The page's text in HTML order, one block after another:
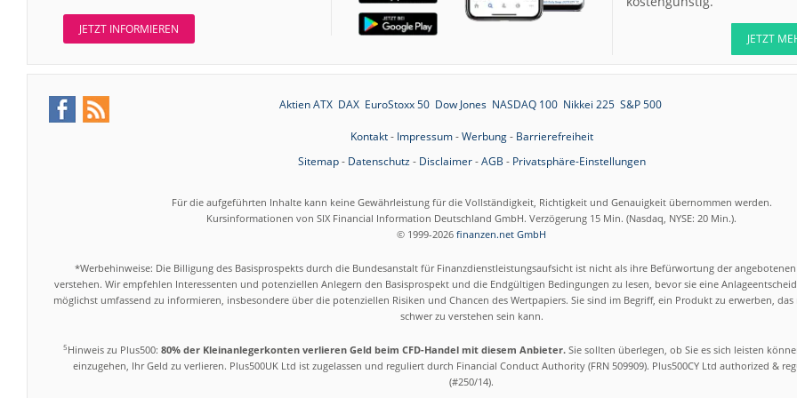
Neutral
IONOS Neutral
07.08.26
Rheinmetall Buy
07.08.26
Aurubis Hold
07.08.26
ING Group Buy
JETZT INFORMIEREN
JETZT
Aktien ATX DAX EuroStoxx 50 Dow Jones NASDAQ 100 Nikkei 225 S&P 500
Kontakt- Impressum-Werbung- Barrierefreiheit
Sitemap- Datenschutz- Disclaimer-AGB - Privatsphäre-Einstellungen
Für die aufgeführten Inhalte kann keine Gewährleistung für die Vollständigkeit, Richtigkeit und Genauigkeit übernommen werden.
Kursinformationen von SIX Financial Information Deutschland GmbH. Verzögerung 15 Min. (Nasdaq, NYSE: 20 Min.).
© 1999-2026 finanzen.net GmbH
*Werbehinweise: Die Billigung des Basisprospekts durch die Bundesanstalt für Finanzdienstleistungsaufsicht ist nicht als ihre Befürwortung der
verstehen. Wir empfehlen Interessenten und potenziellen Anlegern den Basisprospekt und die Endgültigen Bedingungen zu lesen, bevor sie eine
möglichst umfassend zu informieren, insbesondere über die potenziellen Risiken und Chancen des Wertpapiers. Sie sind im Begriff, ein Produkt zu erwerben,
schwer zu verstehen sein kann.
5Hinweis zu Plus500: 80% der Kleinanlegerkonten verlieren Geld beim CFD-Handel mit diesem Anbieter.Sie sollten überlegen, ob Sie es sich leisten
einzugehen, Ihr Geld zu verlieren. Plus500UK Ltd ist zugelassen und reguliert durch Financial Conduct Authority (FRN 509909). Plus500CY Ltd authorized &
(#250/14).